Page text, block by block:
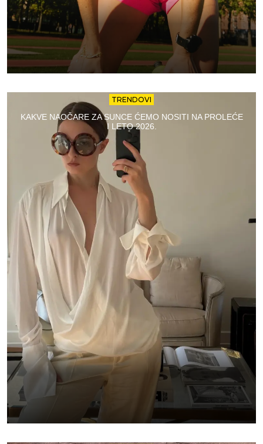
TRENDOVI
KAKVE NAOČARE ZA SUNCE ĆEMO NOSITI NA PROLEĆE
I LETO 2026.